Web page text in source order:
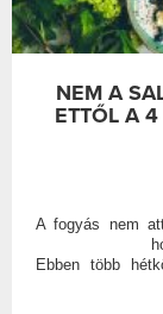
NEM A
ETTŐL A
A fogyás nem
Ebben több